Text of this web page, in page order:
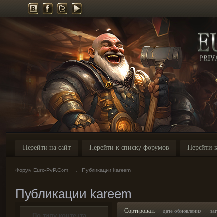
Перейти на сайт Перейти к списку форумов Перейти
Форум Euro-PvP.Com → Публикации kareem
Публикации kareem
По типу контента
Сортировать дате обновления